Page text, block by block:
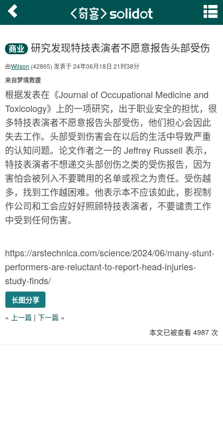
商业 研究发现特技表演者不愿意报告头部受伤
由Wilson (42865) 发表于 24年06月18日 21时38分
来自梦境救援
根据发表在《Journal of Occupational Medicine and
Toxicology》上的一项研究，出于职业安全的担忧，很
多特技表演者不愿意报告头部受伤，他们担心会因此
失去工作。头部受到伤害会在以后的生活中导致严重
的认知问题。论文作者之一的 Jeffrey Russell 表示，
特技表演者不想递交头部创伤之类的受伤报告，因为
害怕会被列入不要聘用的名单或视之为责任。受伤越
多，找到工作越困难。他表示本不应该如此，影视制
作公司和工会应好好照顾特技表演者，不要谴责工作
中受到任何伤害。
https://arstechnica.com/science/2024/06/many-stunt-
performers-are-reluctant-to-report-head-injuries-
study-finds/
长图分享
« 上一篇 | 下一篇 »
本文已被查看 4987 次